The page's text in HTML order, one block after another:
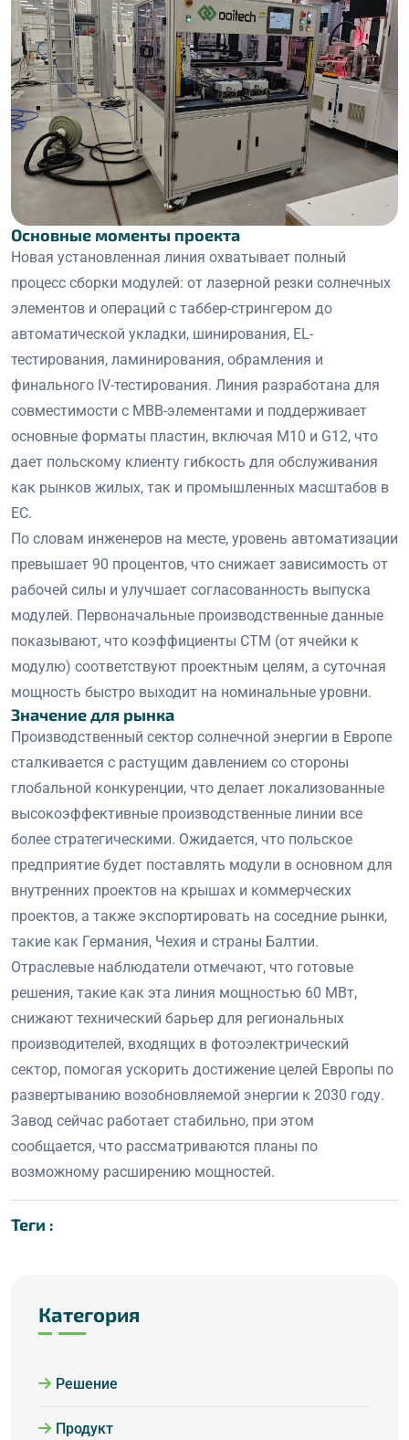
Основные моменты проекта
Новая установленная линия охватывает полный
процесс сборки модулей: от лазерной резки солнечных
элементов и операций с таббер-стрингером до
автоматической укладки, шинирования, EL-
тестирования, ламинирования, обрамления и
финального IV-тестирования. Линия разработана для
совместимости с MBB-элементами и поддерживает
основные форматы пластин, включая M10 и G12, что
дает польскому клиенту гибкость для обслуживания
как рынков жилых, так и промышленных масштабов в
ЕС.
По словам инженеров на месте, уровень автоматизации
превышает 90 процентов, что снижает зависимость от
рабочей силы и улучшает согласованность выпуска
модулей. Первоначальные производственные данные
показывают, что коэффициенты CTM (от ячейки к
модулю) соответствуют проектным целям, а суточная
мощность быстро выходит на номинальные уровни.
Значение для рынка
Производственный сектор солнечной энергии в Европе
сталкивается с растущим давлением со стороны
глобальной конкуренции, что делает локализованные
высокоэффективные производственные линии все
более стратегическими. Ожидается, что польское
предприятие будет поставлять модули в основном для
внутренних проектов на крышах и коммерческих
проектов, а также экспортировать на соседние рынки,
такие как Германия, Чехия и страны Балтии.
Отраслевые наблюдатели отмечают, что готовые
решения, такие как эта линия мощностью 60 МВт,
снижают технический барьер для региональных
производителей, входящих в фотоэлектрический
сектор, помогая ускорить достижение целей Европы по
развертыванию возобновляемой энергии к 2030 году.
Завод сейчас работает стабильно, при этом
сообщается, что рассматриваются планы по
возможному расширению мощностей.
Теги :
Категория
Решение
Продукт